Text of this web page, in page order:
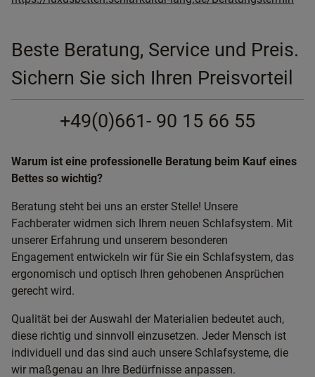
Beste Beratung, Service und Preis.
Sichern Sie sich Ihren Preisvorteil
+49(0)661- 90 15 66 55
Warum ist eine professionelle Beratung beim Kauf eines
Bettes so wichtig?
Beratung steht bei uns an erster Stelle! Unsere
Fachberater widmen sich Ihrem neuen Schlafsystem. Mit
unserer Erfahrung und unserem besonderen
Engagement entwickeln wir für Sie ein Schlafsystem, das
ergonomisch und optisch Ihren gehobenen Ansprüchen
gerecht wird.
Qualität bei der Auswahl der Materialien bedeutet auch,
diese richtig und sinnvoll einzusetzen. Jeder Mensch ist
individuell und das sind auch unsere Schlafsysteme, die
wir maßgenau an Ihre Bedürfnisse anpassen.